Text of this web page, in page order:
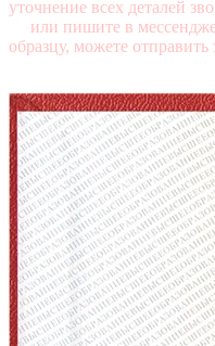
уточнение всех деталей
или пишите в
образцу, можете